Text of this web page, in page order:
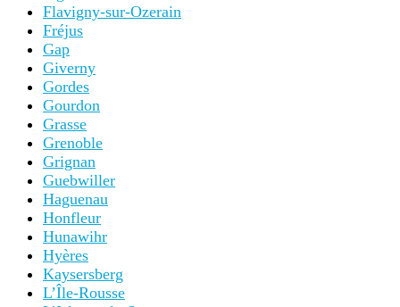
Flavigny-sur-Ozerain
Fréjus
Gap
Giverny
Gordes
Gourdon
Grasse
Grenoble
Grignan
Guebwiller
Haguenau
Honfleur
Hunawihr
Hyères
Kaysersberg
L’Île-Rousse